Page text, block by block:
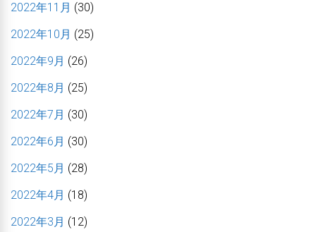
2022年11月 (30)
2022年10月 (25)
2022年9月 (26)
2022年8月 (25)
2022年7月 (30)
2022年6月 (30)
2022年5月 (28)
2022年4月 (18)
2022年3月 (12)